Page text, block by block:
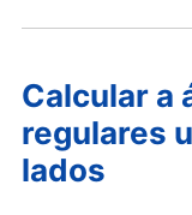
Calcular a
regulares
lados